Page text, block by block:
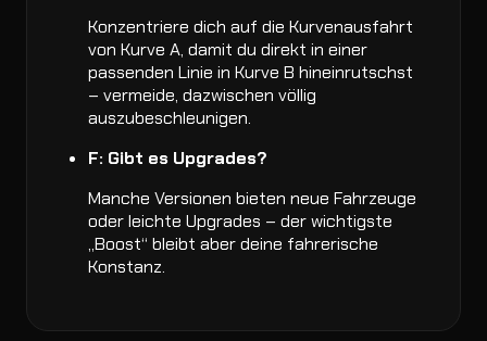
Konzentriere dich auf die Kurvenausfahrt
von Kurve A, damit du direkt in einer
passenden Linie in Kurve B hineinrutschst
– vermeide, dazwischen völlig
auszubeschleunigen.
F: Gibt es Upgrades?
Manche Versionen bieten neue Fahrzeuge
oder leichte Upgrades – der wichtigste
„Boost“ bleibt aber deine fahrerische
Konstanz.